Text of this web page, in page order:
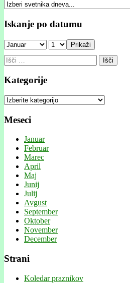
Iskanje po datumu
Prikaži
Išči:
Kategorije
Kategorije
Meseci
Januar
Februar
Marec
April
Maj
Junij
Julij
Avgust
September
Oktober
November
December
Strani
Koledar praznikov